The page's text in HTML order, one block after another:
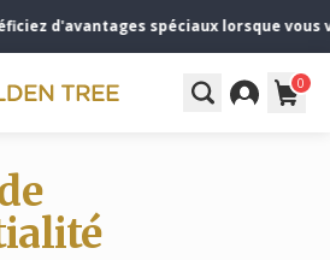
d'avantages spéciaux lorsque vous
0